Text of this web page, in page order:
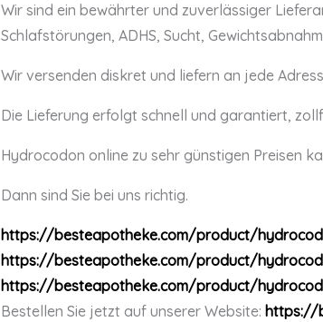
Wir sind ein bewährter und zuverlässiger
Schlafstörungen, ADHS, Sucht,
Wir versenden diskret und liefern an jede
Die Lieferung erfolgt schnell und garantiert,
Hydrocodon online zu sehr günstigen Preisen
Dann sind Sie bei uns richtig.
https://besteapotheke.com/product/
https://besteapotheke.com/product/
https://besteapotheke.com/product/
Bestellen Sie jetzt auf unserer Website: https://